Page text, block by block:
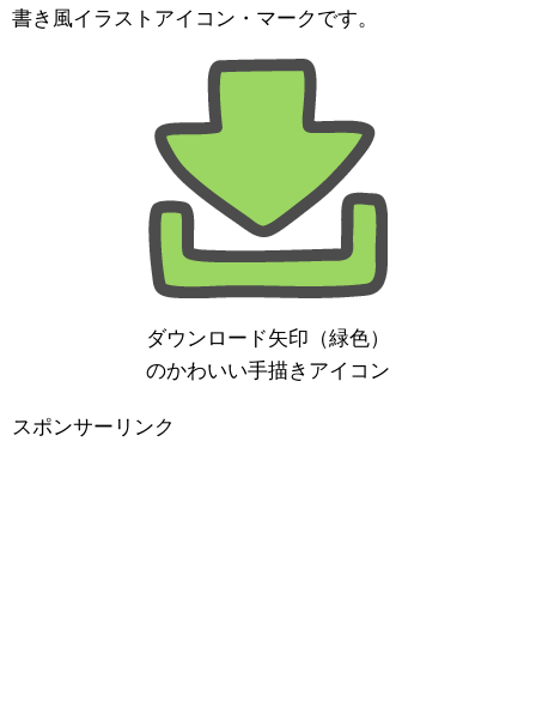
書き風イラストアイコン・マークです。
ダウンロード矢印（緑色）
のかわいい手描きアイコン
スポンサーリンク